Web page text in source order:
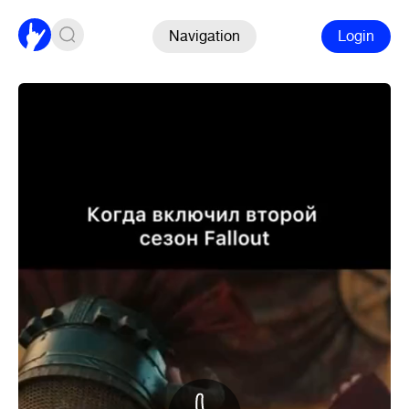
Navigation Login